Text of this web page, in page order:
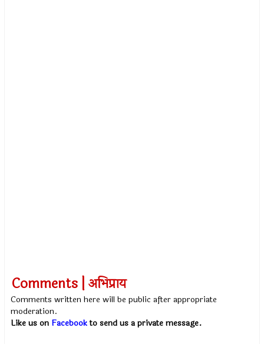
Comments | अभिप्राय
Comments written here will be public after appropriate
moderation.
Like us on Facebookto send us a private message.